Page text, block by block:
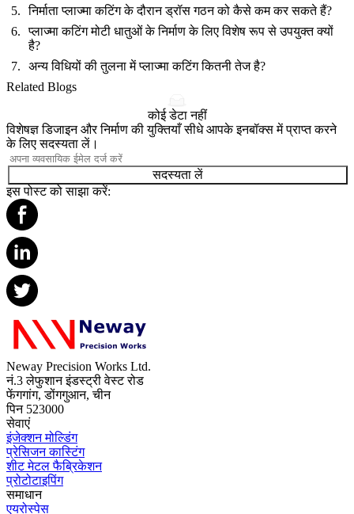
निर्माता प्लाज्मा कटिंग के दौरान ड्रॉस गठन को कैसे कम कर सकते हैं?
प्लाज्मा कटिंग मोटी धातुओं के निर्माण के लिए विशेष रूप से उपयुक्त क्यों
है?
अन्य विधियों की तुलना में प्लाज्मा कटिंग कितनी तेज है?
Related Blogs
कोई डेटा नहीं
विशेषज्ञ डिजाइन और निर्माण की युक्तियाँ सीधे आपके इनबॉक्स में प्राप्त करने
के लिए सदस्यता लें।
सदस्यता लें
इस पोस्ट को साझा करें:
Neway Precision Works Ltd.
नं.3 लेफुशान इंडस्ट्री वेस्ट रोड
फेंगगांग, डोंगगुआन, चीन
पिन 523000
सेवाएं
इंजेक्शन मोल्डिंग
प्रेसिजन कास्टिंग
शीट मेटल फैब्रिकेशन
प्रोटोटाइपिंग
समाधान
एयरोस्पेस